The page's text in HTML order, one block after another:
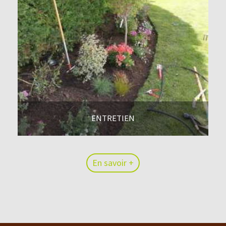
ENTRETIEN
En savoir +